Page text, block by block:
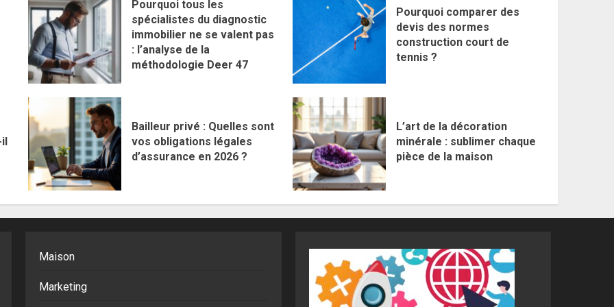
Pourquoi tous les
spécialistes du diagnostic
immobilier ne se valent pas
: l’analyse de la
méthodologie Deer 47
Pourquoi comparer des
devis des normes
construction court de
tennis ?
il
Bailleur privé : Quelles sont
vos obligations légales
d’assurance en 2026 ?
L’art de la décoration
minérale : sublimer chaque
pièce de la maison
Maison
Marketing